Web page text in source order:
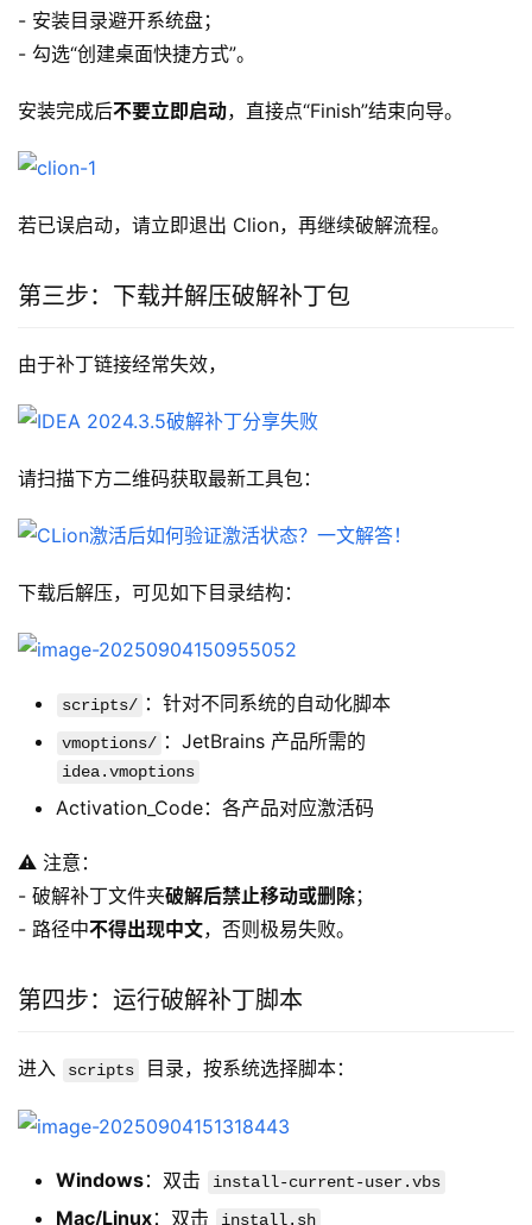
- 安装目录避开系统盘；
- 勾选“创建桌面快捷方式”。
安装完成后不要立即启动，直接点“Finish”结束向导。
若已误启动，请立即退出 Clion，再继续破解流程。
第三步：下载并解压破解补丁包
由于补丁链接经常失效，
请扫描下方二维码获取最新工具包：
下载后解压，可见如下目录结构：
scripts/ ：针对不同系统的自动化脚本
vmoptions/ ：JetBrains 产品所需的
idea.vmoptions
Activation_Code：各产品对应激活码
⚠️ 注意：
- 破解补丁文件夹破解后禁止移动或删除；
- 路径中不得出现中文，否则极易失败。
第四步：运行破解补丁脚本
进入 scripts 目录，按系统选择脚本：
Windows：双击 install-current-user.vbs
Mac/Linux：双击 install.sh